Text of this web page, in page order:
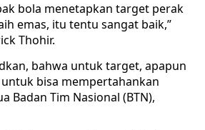
bola menetapkan target perak
emas, itu tentu sangat baik,”
Thohir.
bahwa untuk target, apapun
bisa mempertahankan
Badan Tim Nasional (BTN),